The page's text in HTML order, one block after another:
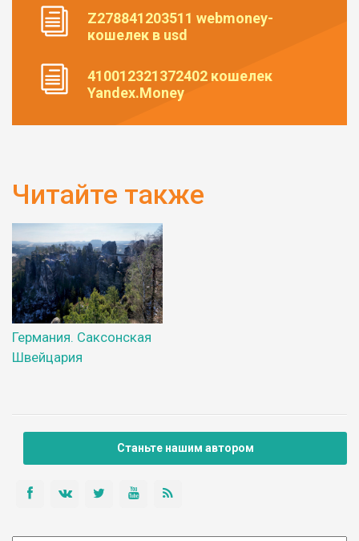
Z278841203511 webmoney-
кошелек в usd
410012321372402 кошелек
Yandex.Money
Читайте также
Германия. Саксонская
Швейцария
Станьте нашим автором